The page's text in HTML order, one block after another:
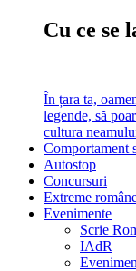
Cu ce se
În țara ta,
legende, să
cultura
Comportament
Autostop
Concursuri
Extreme
Evenimente
Scrie
IAdR